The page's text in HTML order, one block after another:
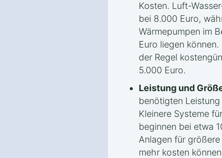
Kosten. Luft-
bei 8.000 Euro,
Wärmepumpen im
Euro liegen
der Regel
5.000 Euro.
Leistung und
benötigten
Kleinere Systeme
beginnen bei etwa
Anlagen für
mehr kosten